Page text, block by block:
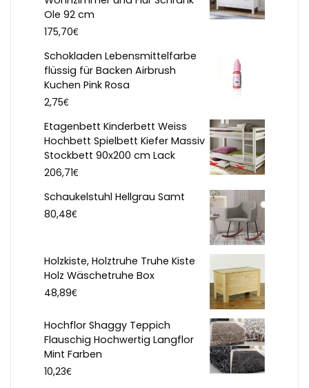
Ole 92 cm
175,70€
Schokladen Lebensmittelfarbe
flüssig für Backen Airbrush
Kuchen Pink Rosa
2,75€
Etagenbett Kinderbett Weiss
Hochbett Spielbett Kiefer Massiv
Stockbett 90x200 cm Lack
206,71€
Schaukelstuhl Hellgrau Samt
80,48€
Holzkiste, Holztruhe Truhe Kiste
Holz Wäschetruhe Box
48,89€
Hochflor Shaggy Teppich
Flauschig Hochwertig Langflor
Mint Farben
10,23€